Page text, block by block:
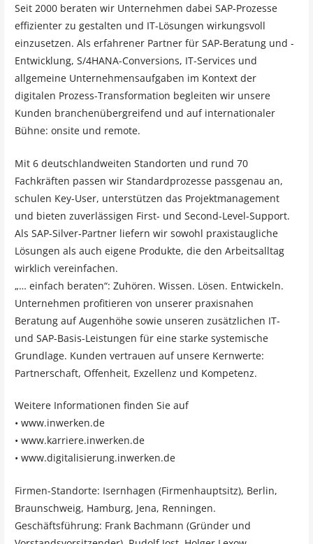
Seit 2000 beraten wir Unternehmen dabei SAP-Prozesse
effizienter zu gestalten und IT-Lösungen wirkungsvoll
einzusetzen. Als erfahrener Partner für SAP-Beratung und -
Entwicklung, S/4HANA-Conversions, IT-Services und
allgemeine Unternehmensaufgaben im Kontext der
digitalen Prozess-Transformation begleiten wir unsere
Kunden branchenübergreifend und auf internationaler
Bühne: onsite und remote.
Mit 6 deutschlandweiten Standorten und rund 70
Fachkräften passen wir Standardprozesse passgenau an,
schulen Key-User, unterstützen das Projektmanagement
und bieten zuverlässigen First- und Second-Level-Support.
Als SAP-Silver-Partner liefern wir sowohl praxistaugliche
Lösungen als auch eigene Produkte, die den Arbeitsalltag
wirklich vereinfachen.
„… einfach beraten“: Zuhören. Wissen. Lösen. Entwickeln.
Unternehmen profitieren von unserer praxisnahen
Beratung auf Augenhöhe sowie unseren zusätzlichen IT-
und SAP-Basis-Leistungen für eine starke systemische
Grundlage. Kunden vertrauen auf unsere Kernwerte:
Partnerschaft, Offenheit, Exzellenz und Kompetenz.
Weitere Informationen finden Sie auf
• www.inwerken.de
• www.karriere.inwerken.de
• www.digitalisierung.inwerken.de
Firmen-Standorte: Isernhagen (Firmenhauptsitz), Berlin,
Braunschweig, Hamburg, Jena, Renningen.
Geschäftsführung: Frank Bachmann (Gründer und